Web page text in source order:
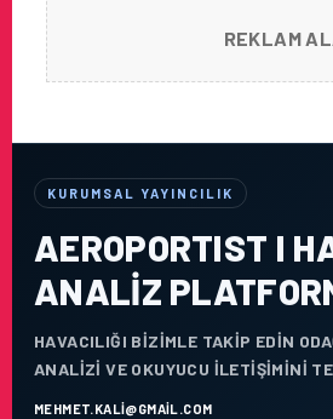
REKLAM
KURUMSAL YAYINCILIK
AEROPORTIST I
ANALIZ
HAVACILIĞI BIZIMLE TAKIP EDIN
ANALIZI VE OKUYUCU ILETIŞIMINI
MEHMET.KALI@GMAIL.COM